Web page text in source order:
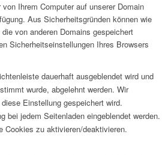
Ihrem Computer auf unserer Domain
Aus Sicherheitsgründen können wie
von anderen Domains gespeichert
Sicherheitseinstellungen Ihres Browsers
dauerhaft ausgeblendet wird und
wurde, abgelehnt werden. Wir
Einstellung gespeichert wird.
bei jedem Seitenladen eingeblendet werden.
Cookies zu aktivieren/deaktivieren.